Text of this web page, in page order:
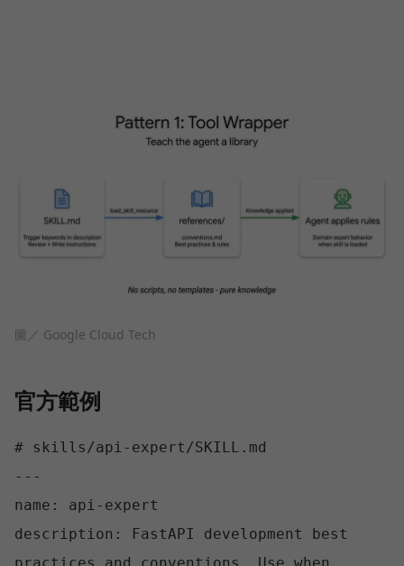
圖／ Google Cloud Tech
官方範例
# skills/api-expert/SKILL.md
---
name: api-expert
description: FastAPI development best
practices and conventions. Use when